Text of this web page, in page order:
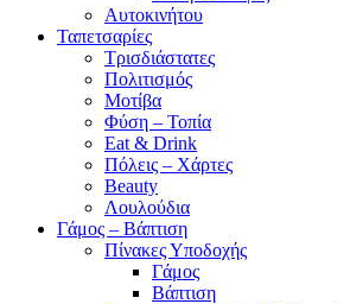
Αυτοκινήτου
Ταπετσαρίες
Τρισδιάστατες
Πολιτισμός
Μοτίβα
Φύση – Τοπία
Eat & Drink
Πόλεις – Χάρτες
Beauty
Λουλούδια
Γάμος – Βάπτιση
Πίνακες Υποδοχής
Γάμος
Βάπτιση